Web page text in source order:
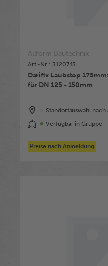
Allform Bautechnik
Art.-Nr.: 3120743
Darifix Laubstop
für DN 125 - 150mm
Standortauswahl nach
Verfügbar in Gruppe
Preise nach Anmeldung